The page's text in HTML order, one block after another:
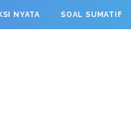
[]};
NYATA SOAL SUMATIF